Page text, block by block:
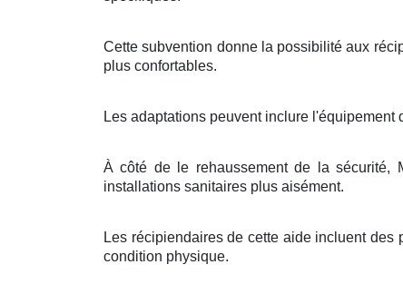
Cette subvention donne la possibilité aux
plus confortables.
Les adaptations peuvent inclure
À côté de le rehaussement de la sécurité,
installations sanitaires plus aisément.
Les récipiendaires de cette aide incluent
condition physique.